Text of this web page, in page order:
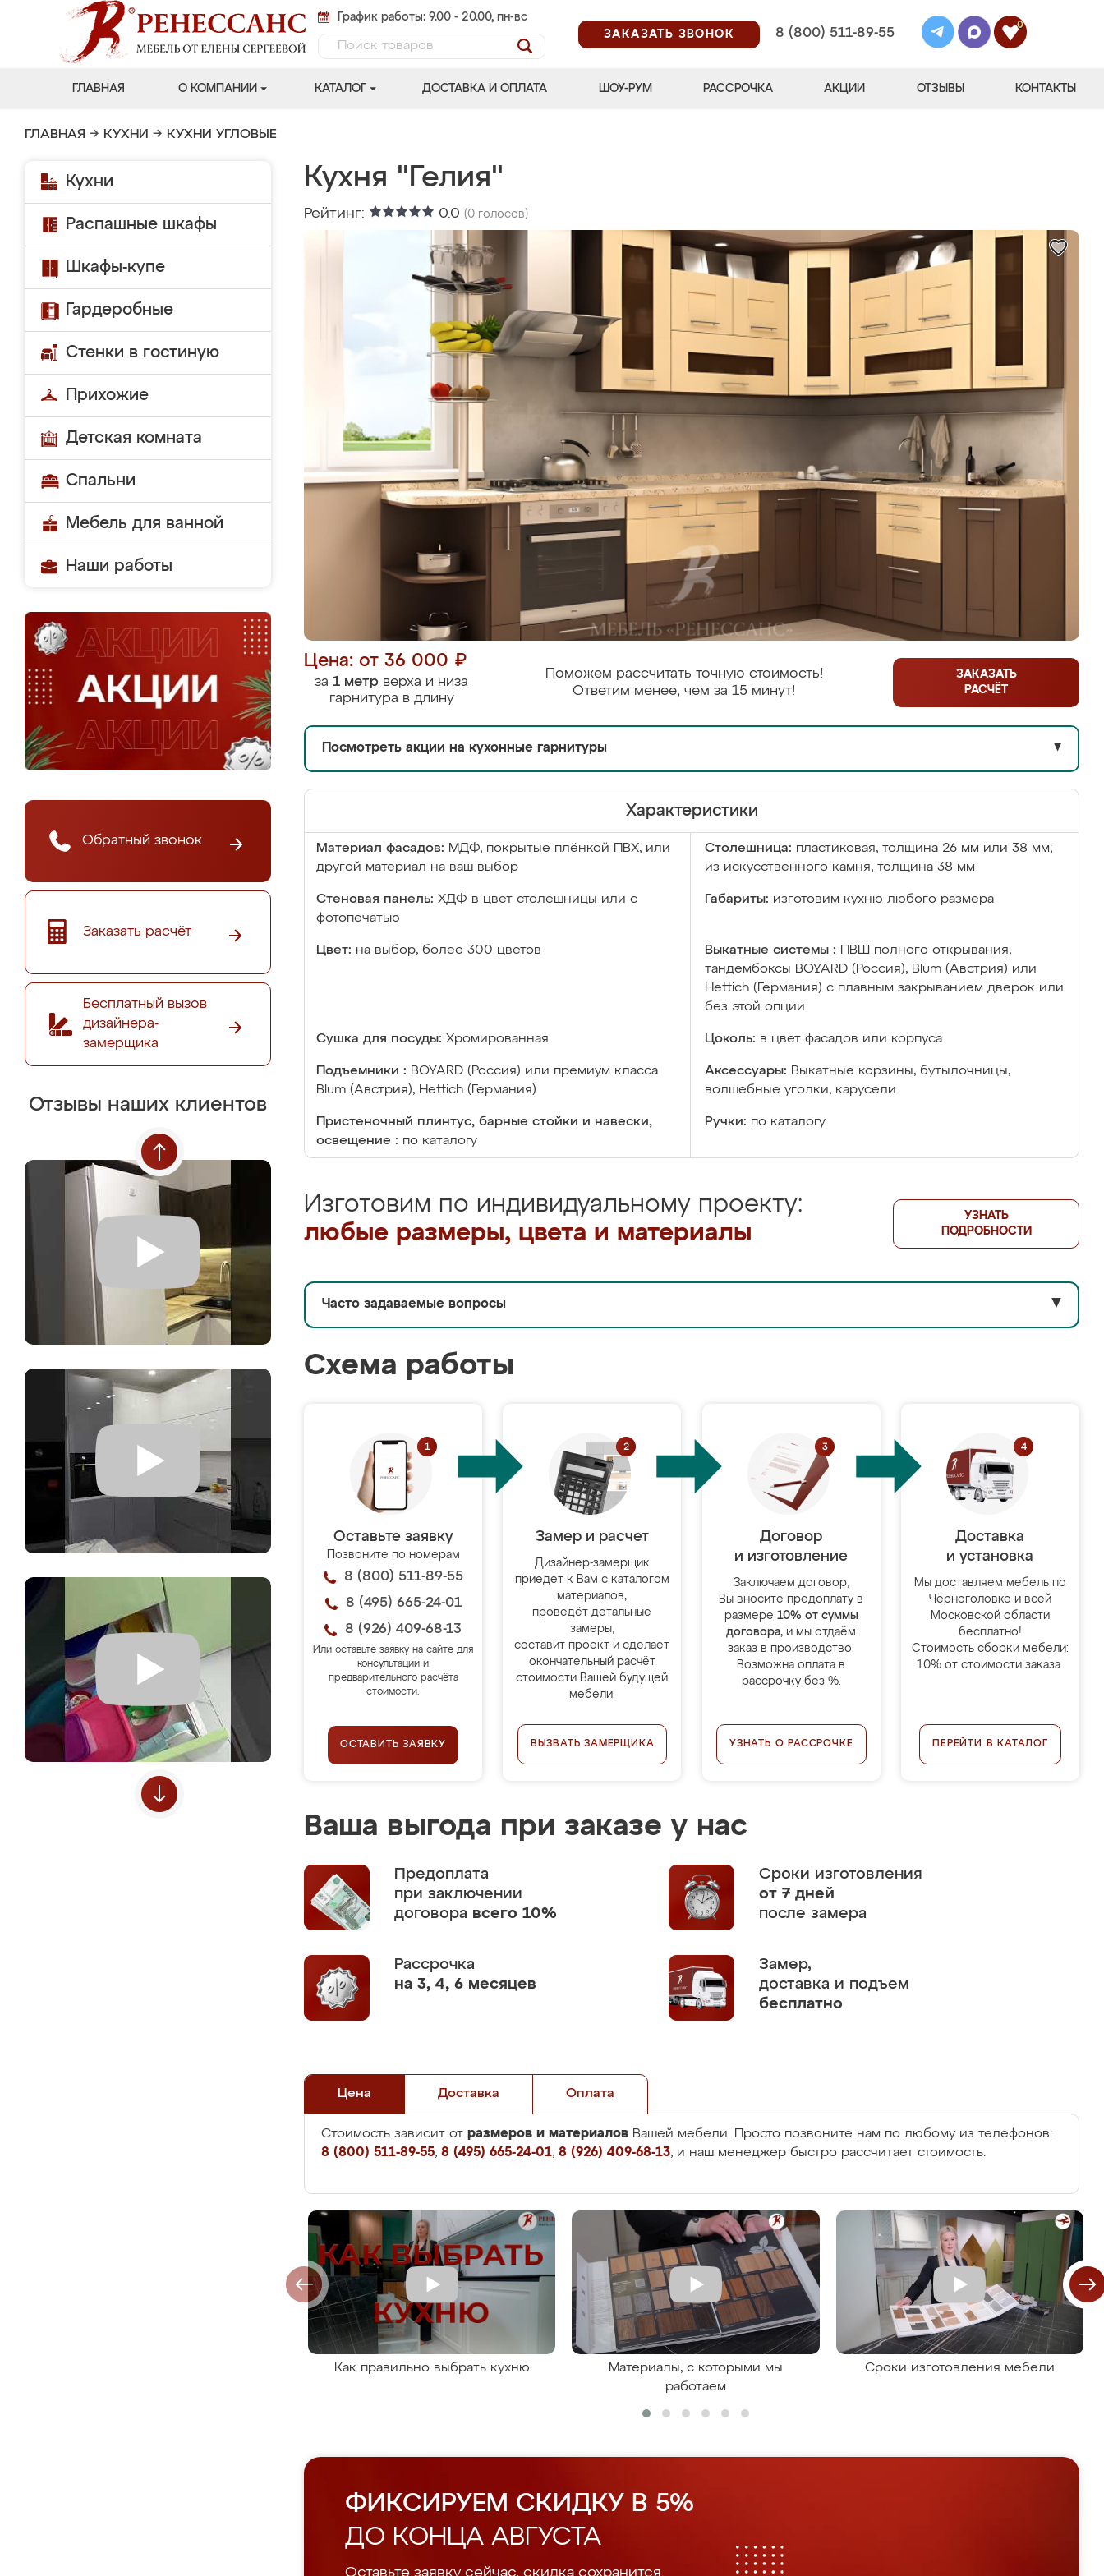
График работы: 9.00 - 20.00, пн-вс
ЗАКАЗАТЬ ЗВОНОК
8 (800) 511-89-55
0
ГЛАВНАЯ О КОМПАНИИ КАТАЛОГ ДОСТАВКА И ОПЛАТА ШОУ-РУМ РАССРОЧКА АКЦИИ ОТЗЫВЫ КОНТАКТЫ
ГЛАВНАЯ → КУХНИ → КУХНИ УГЛОВЫЕ
Кухни
Распашные шкафы
Шкафы-купе
Гардеробные
Стенки в гостиную
Прихожие
Детская комната
Спальни
Мебель для ванной
Наши работы
Обратный звонок
Заказать расчёт
Бесплатный вызов
дизайнера-
замерщика
Отзывы наших клиентов
Кухня "Гелия"
Рейтинг: 0.0 (0 голосов)
Цена: от 36 000 ₽
за 1 метр верха и низа
гарнитура в длину
Поможем рассчитать точную стоимость!
Ответим менее, чем за 15 минут!
ЗАКАЗАТЬ
РАСЧЁТ
Посмотреть акции на кухонные гарнитуры ▼
Характеристики
Материал фасадов: МДФ, покрытые плёнкой ПВХ, или
другой материал на ваш выбор
Столешница: пластиковая, толщина 26 мм или 38 мм;
из искусственного камня, толщина 38 мм
Стеновая панель: ХДФ в цвет столешницы или с
фотопечатью
Габариты: изготовим кухню любого размера
Цвет: на выбор, более 300 цветов Выкатные системы :
ПВШ полного открывания,
тандембоксы BOYARD (Россия), Blum (Австрия) или
Hettich (Германия) с плавным закрыванием дверок или
без этой опции
Сушка для посуды: Хромированная Цоколь: в цвет фасадов или корпуса
Подъемники : BOYARD (Россия) или премиум класса
Blum (Австрия), Hettich (Германия)
Аксессуары: Выкатные корзины, бутылочницы,
волшебные уголки, карусели
Пристеночный плинтус, барные стойки и навески,
освещение : по каталогу
Ручки: по каталогу
Изготовим по индивидуальному проекту:
любые размеры, цвета и материалы
УЗНАТЬ
ПОДРОБНОСТИ
Часто задаваемые вопросы ▼
Схема работы
Оставьте заявку
Позвоните по номерам
8 (800) 511-89-55
8 (495) 665-24-01
8 (926) 409-68-13
Или оставьте заявку на сайте для
консультации и
предварительного расчёта
стоимости.
ОСТАВИТЬ ЗАЯВКУ
Замер и расчет
Дизайнер-замерщик
приедет к Вам с каталогом
материалов,
проведёт детальные
замеры,
составит проект и сделает
окончательный расчёт
стоимости Вашей будущей
мебели.
ВЫЗВАТЬ ЗАМЕРЩИКА
Договор
и изготовление
Заключаем договор,
Вы вносите предоплату в
размере 10% от суммы
договора, и мы отдаём
заказ в производство.
Возможна оплата в
рассрочку без %.
УЗНАТЬ О РАССРОЧКЕ
Доставка
и установка
Мы доставляем мебель по
Черноголовке и всей
Московской области
бесплатно!
Стоимость сборки мебели:
10% от стоимости заказа.
ПЕРЕЙТИ В КАТАЛОГ
Ваша выгода при заказе у нас
Предоплата
при заключении
договора всего 10%
Сроки изготовления
от 7 дней
после замера
Рассрочка
на 3, 4, 6 месяцев
Замер,
доставка и подъем
бесплатно
Цена Доставка Оплата
Стоимость зависит от размеров и материалов Вашей мебели. Просто позвоните нам по любому из телефонов:
8 (800) 511-89-55, 8 (495) 665-24-01, 8 (926) 409-68-13, и наш менеджер быстро рассчитает стоимость.
Как правильно выбрать кухню
Материалы, с которыми мы
работаем
Сроки изготовления мебели
ФИКСИРУЕМ СКИДКУ В 5%
ДО КОНЦА АВГУСТА
Оставьте заявку сейчас, скидка сохранится.